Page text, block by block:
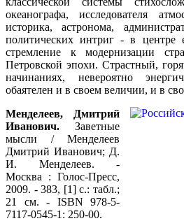
океанографа, исследователя
историка, астронома,
политических интриг - в центре
стремление к модернизации
Петровской эпохи. Страстный,
начинаниях, невероятно
обаятелен и в своем величии, и в
Менделеев, Дмитрий
Иванович. Заветные
мысли / Менделеев
Дмитрий Иванович; Д.
И. Менделеев. -
Москва : Голос-Пресс,
2009. - 383, [1] с.: табл.;
21 см. - ISBN 978-5-
7117-0545-1: 250-00.